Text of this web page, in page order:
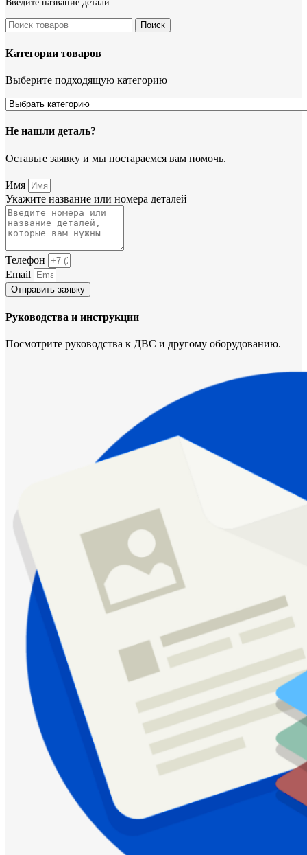
Введите название детали
Поиск
Категории товаров
Выберите подходящую категорию
Не нашли деталь?
Оставьте заявку и мы постараемся вам помочь.
Имя
Укажите название или номера деталей
Телефон
Email
Отправить заявку
Руководства и инструкции
Посмотрите руководства к ДВС и другому оборудованию.